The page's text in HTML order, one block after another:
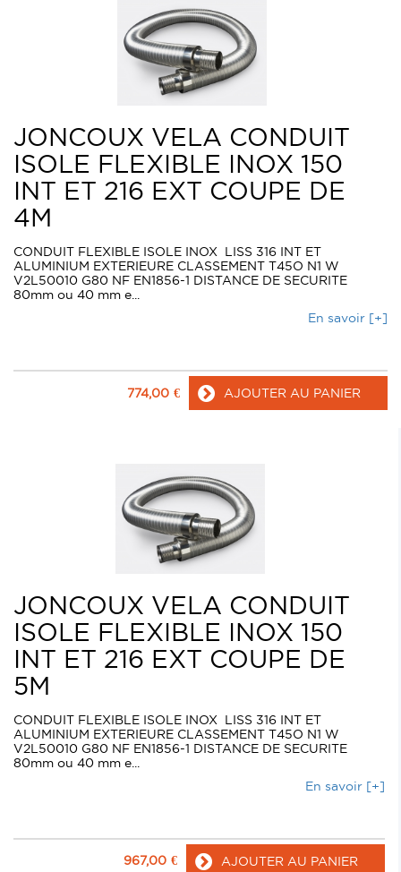
JONCOUX VELA CONDUIT
ISOLE FLEXIBLE INOX 150
INT ET 216 EXT COUPE DE
4M
CONDUIT FLEXIBLE ISOLE INOX LISS 316 INT ET
ALUMINIUM EXTERIEURE CLASSEMENT T45O N1 W
V2L50010 G80 NF EN1856-1 DISTANCE DE SECURITE
80mm ou 40 mm e...
En savoir [+]
774,00 € AJOUTER AU PANIER
JONCOUX VELA CONDUIT
ISOLE FLEXIBLE INOX 150
INT ET 216 EXT COUPE DE
5M
CONDUIT FLEXIBLE ISOLE INOX LISS 316 INT ET
ALUMINIUM EXTERIEURE CLASSEMENT T45O N1 W
V2L50010 G80 NF EN1856-1 DISTANCE DE SECURITE
80mm ou 40 mm e...
En savoir [+]
967,00 € AJOUTER AU PANIER